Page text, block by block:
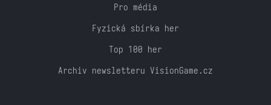
Pro média
Fyzická sbírka her
Top 100 her
Archiv newsletteru VisionGame.cz